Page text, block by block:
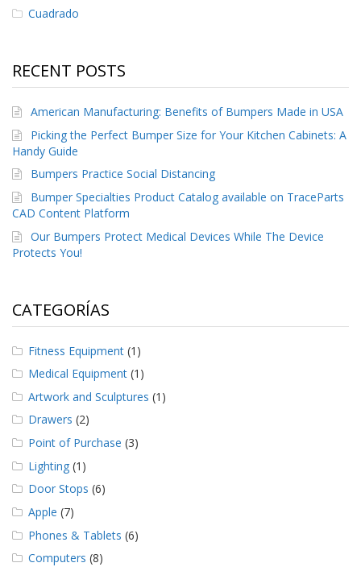
S
i
c
o
s
r
e
g
u
n
t
r
e
u
n
t
s
l
o
g
C
o
n
Cuadrado
RECENT POSTS
American Manufacturing: Benefits of Bumpers Made in USA
Picking the Perfect Bumper Size for Your Kitchen Cabinets: A
Handy Guide
Bumpers Practice Social Distancing
Bumper Specialties Product Catalog available on TraceParts
CAD Content Platform
Our Bumpers Protect Medical Devices While The Device
Protects You!
CATEGORÍAS
Fitness Equipment (1)
Medical Equipment (1)
Artwork and Sculptures (1)
Drawers (2)
Point of Purchase (3)
Lighting (1)
Door Stops (6)
Apple (7)
Phones & Tablets (6)
Computers (8)